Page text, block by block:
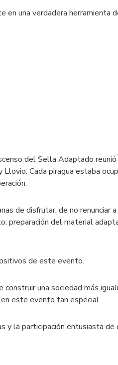
en una verdadera herramienta
del Sella Adaptado
Cada piragua estaba
de disfrutar, de no renunciar
preparación del material
de este evento.
una sociedad más
este evento tan especial.
y la participación entusiasta de